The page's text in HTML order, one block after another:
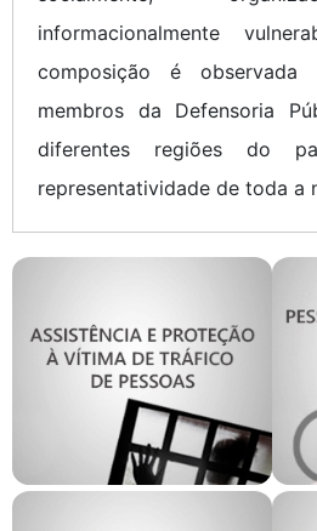
informacionalmente
composição é
membros da Defensoria
diferentes regiões do
representatividade de toda a
GT Assistência e
Proteção à Vítima
de Tráfico de
Pessoas